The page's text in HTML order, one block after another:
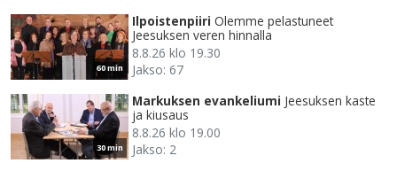
60 min
Ilpoistenpiiri Olemme pelastuneet
Jeesuksen veren hinnalla
8.8.26 klo 19.30
Jakso: 67
30 min
Markuksen evankeliumi Jeesuksen kaste
ja kiusaus
8.8.26 klo 19.00
Jakso: 2